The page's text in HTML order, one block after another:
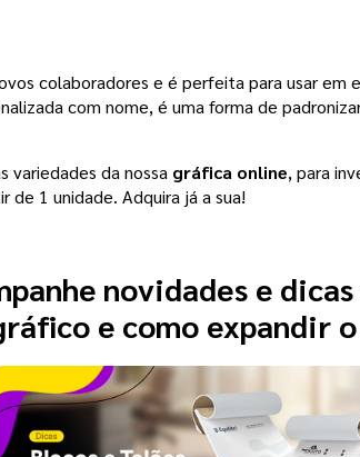
colaboradores e é perfeita para usar em
com nome, é uma forma de
variedades da nossa gráfica online, para
de 1 unidade. Adquira já a sua!
novidades e
e como expandir